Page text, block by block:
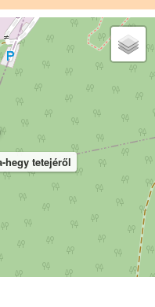
hegy tetejéről